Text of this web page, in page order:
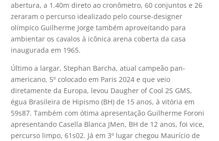
abertura, a 1.40m direto ao cronômetro, 60 conjuntos e 26
zeraram o percurso idealizado pelo course-designer
olímpico Guilherme Jorge também aproveitando para
ambientar os cavalos à icônica arena coberta da casa
inaugurada em 1965.
Último a largar, Stephan Barcha, atual campeão pan-
americano, 5º colocado em Paris 2024 e que veio
diretamente da Europa, levou Daugher of Cool 2S GMS,
égua Brasileira de Hipismo (BH) de 15 anos, à vitória em
59s87. Também com ótima apresentação Guilherme Foroni
apresentando Casella Blanca JMen, BH de 12 anos, foi vice,
percurso limpo, 61s02. Já em 3º lugar chegou Maurício de